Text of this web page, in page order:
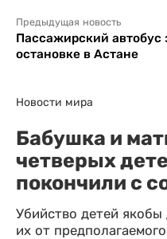
Предыдущая новость
Пассажирский автобус
остановке в Астане
Новости мира
Бабушка и
четверых
покончили с
Убийство детей
их от